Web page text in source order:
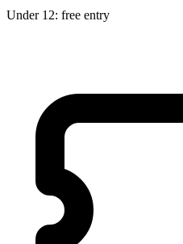
Under 12: free entry